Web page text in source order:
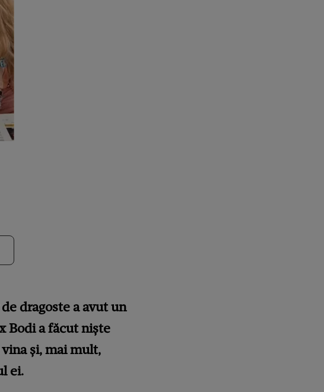
dragoste a avut un
Bodi a făcut niște
și, mai mult,
ei.